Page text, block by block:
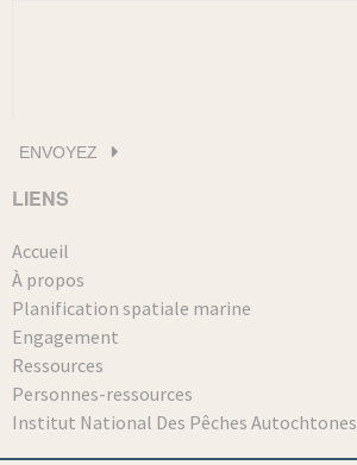
LIENS
Accueil
À propos
Planification spatiale marine
Engagement
Ressources
Personnes-ressources
Institut National Des Pêches Autochtones